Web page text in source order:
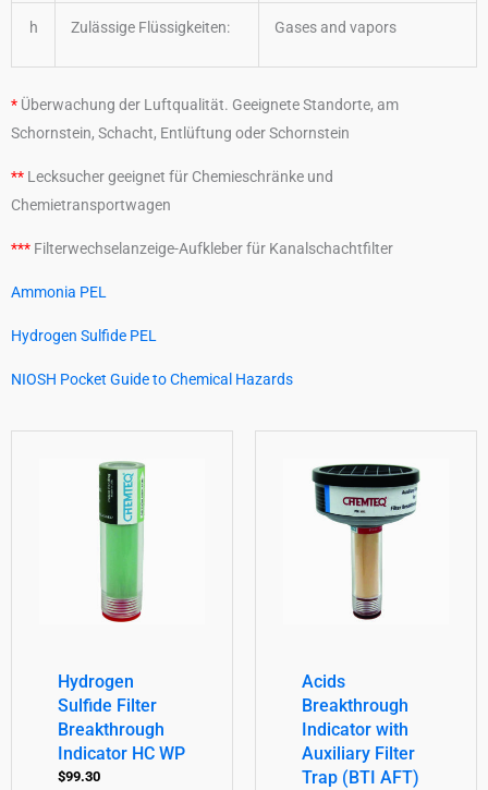
h Zulässige Flüssigkeiten: Gases and vapors
* Überwachung der Luftqualität. Geeignete Standorte, am
Schornstein, Schacht, Entlüftung oder Schornstein
** Lecksucher geeignet für Chemieschränke und
Chemietransportwagen
*** Filterwechselanzeige-Aufkleber für Kanalschachtfilter
Ammonia PEL
Hydrogen Sulfide PEL
NIOSH Pocket Guide to Chemical Hazards
Hydrogen
Sulfide Filter
Breakthrough
Indicator HC WP
$99.30
Acids
Breakthrough
Indicator with
Auxiliary Filter
Trap (BTI AFT)